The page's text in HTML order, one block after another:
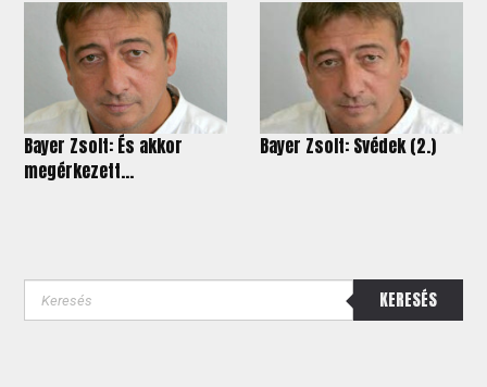
Bayer Zsolt: És akkor
megérkezett...
Bayer Zsolt: Svédek (2.)
KERESÉS